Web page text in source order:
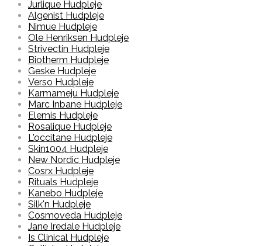
Jurlique Hudpleje
Algenist Hudpleje
Nimue Hudpleje
Ole Henriksen Hudpleje
Strivectin Hudpleje
Biotherm Hudpleje
Geske Hudpleje
Verso Hudpleje
Karmameju Hudpleje
Marc Inbane Hudpleje
Elemis Hudpleje
Rosalique Hudpleje
L'occitane Hudpleje
Skin1004 Hudpleje
New Nordic Hudpleje
Cosrx Hudpleje
Rituals Hudpleje
Kanebo Hudpleje
Silk'n Hudpleje
Cosmoveda Hudpleje
Jane Iredale Hudpleje
Is Clinical Hudpleje